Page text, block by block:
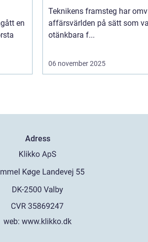
en
Teknikens framsteg har
affärsvärlden på sätt som
otänkbara f...
06 november 2025
Adress
web: www.klikko.dk